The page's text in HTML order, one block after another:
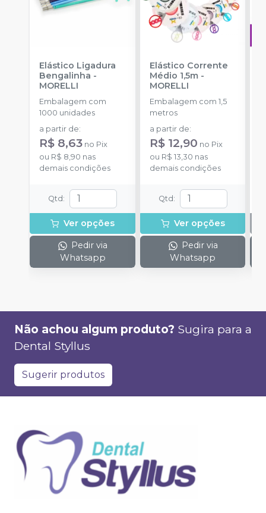
Elástico Ligadura
Bengalinha -
MORELLI
Embalagem com
1000 unidades
a partir de:
R$ 8,63 no Pix
ou R$ 8,90 nas
demais condições
Qtd :
Ver opções
Pedir via
Whatsapp
Elástico Corrente
Médio 1,5m-
MORELLI
Embalagem com 1,5
metros
a partir de:
R$ 12,90 no Pix
ou R$ 13,30 nas
demais condições
Qtd :
Ver opções
Pedir via
Whatsapp
Não achou algum produto? Sugira para a
Dental Styllus
Sugerir produtos